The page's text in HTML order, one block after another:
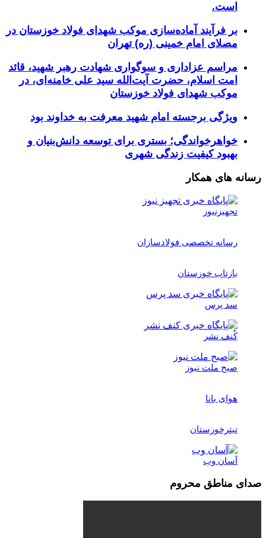
است.
بر فرآیند آماده‌سازی موکب شهدای فولاد خوزستان در
مصلای امام خمینی (ره) تهران
مراسم عزاداری و سوگواری شهادت رهبر شهید، قائد
امت اسلام، حضرت آیت‌الله سید علی خامنه‌ای، در
موکب شهدای فولاد خوزستان
ویژگی برجسته امام شهید معرفت به خداوند بود
خواهرخواندگی؛ بستری برای توسعه دانش‌بنیان و
بهبود کیفیت زندگی شهری
رسانه های همکار
تجهیزنیوز
رسانه تخصصی فولادسازان
بازتاب خوزستان
سد پرس
کُنف نشر
صبح ملت نیوز
هوای بانا
تیترخوزستان
آسان وب
صدای مناطق محروم